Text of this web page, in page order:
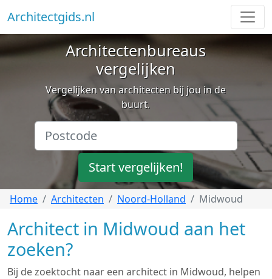
Architectgids.nl
Architectenbureaus
vergelijken
Vergelijken van architecten bij jou in de
buurt.
Start vergelijken!
Home Architecten Noord-Holland Midwoud
Architect in Midwoud aan het
zoeken?
Bij de zoektocht naar een architect in Midwoud, helpen